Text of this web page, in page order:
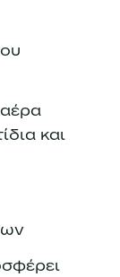
και